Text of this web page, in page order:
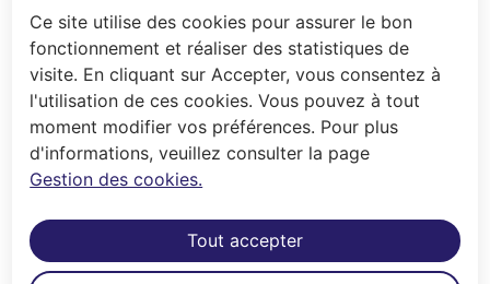
Ce site utilise des cookies pour assurer le bon
fonctionnement et réaliser des statistiques de
visite. En cliquant sur Accepter, vous consentez à
l'utilisation de ces cookies. Vous pouvez à tout
moment modifier vos préférences. Pour plus
d'informations, veuillez consulter la page
Gestion des cookies.
Tout accepter
Accueil
La ville d’Auray recense environ 230
associations. Le service Vie
Associative est l'interface entre le
monde associatif et la Ville d'Auray. Il
est également votre interlocuteur
privilégié pour l'organisation